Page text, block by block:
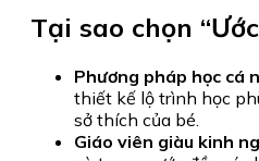
Tại sao chọn
Phương pháp học cá
thiết kế lộ trình học
sở thích của bé.
Giáo viên giàu kinh